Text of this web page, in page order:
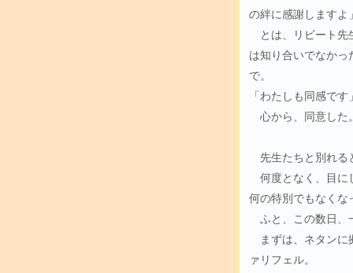
の絆に感謝しますよ
とは、リビート先
は知り合いでなか
で。
「わたしも同感です
心から、同意した
先生たちと別れる
何度となく、目に
何の特別でもなくな
ふと、この数日、
まずは、ネタンに
ァリフェル。